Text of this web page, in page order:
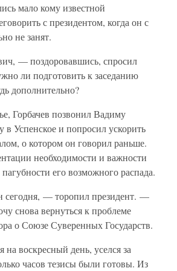
мало кому известной
с президентом, когда он с
не занят.
— поздоровавшись, спросил
ли подготовить к заседанию
дополнительно?
Горбачев позвонил Вадиму
в Успенское и попросил ускорить
о котором он говорил раньше.
необходимости и важности
его возможного распада.
— торопил президент. —
снова вернуться к проблеме
о Союзе Суверенных Государств.
на воскресный день, уселся за
часов тезисы были готовы. Из